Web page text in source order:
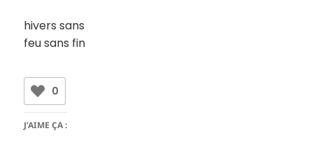
hivers sans
feu sans fin
0
J’AIME ÇA :